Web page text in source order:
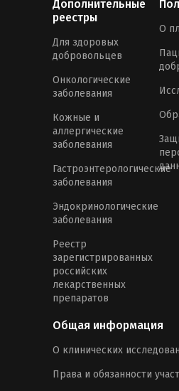
Дополнительные
реестры
Для здоровых
добровольцев
Онкологические
заболевания
Кожные и
аллергические
заболевания
Гастроэнтерологические
заболевания
Эндокринологические
заболевания
Реестр
зарегистрированных
российских
лекарственных
препаратов
О
Общая информация
О клинических
Права и обязанности